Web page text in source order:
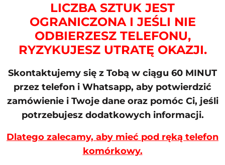
LICZBA SZTUK JEST
OGRANICZONA I JEŚLI NIE
ODBIERZESZ TELEFONU,
RYZYKUJESZ UTRATĘ OKAZJI.
Skontaktujemy się z Tobą w ciągu 60 MINUT
przez telefon i Whatsapp, aby potwierdzić
zamówienie i Twoje dane oraz pomóc Ci, jeśli
potrzebujesz dodatkowych informacji.
Dlatego zalecamy, aby mieć pod ręką telefon
komórkowy.